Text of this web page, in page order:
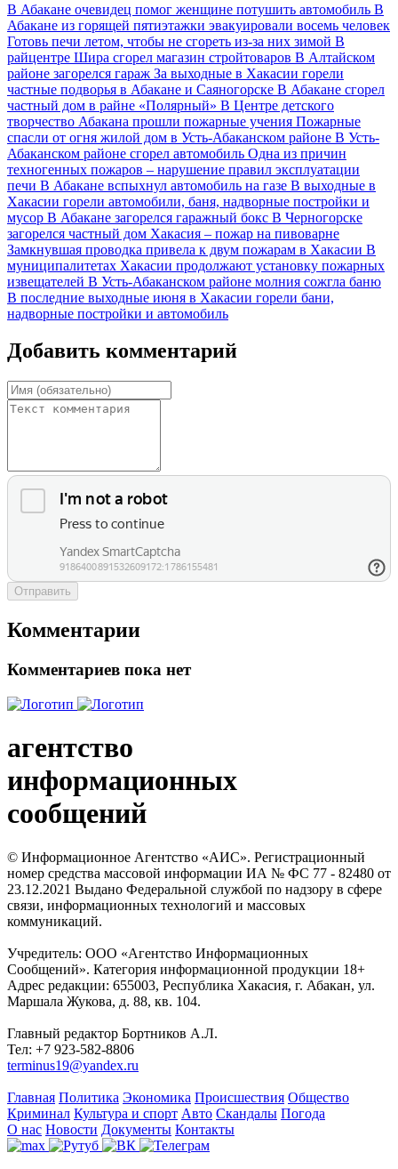
В Абакане очевидец помог женщине потушить автомобиль В
Абакане из горящей пятиэтажки эвакуировали восемь человек
Готовь печи летом, чтобы не сгореть из-за них зимой В
райцентре Шира сгорел магазин стройтоваров В Алтайском
районе загорелся гараж За выходные в Хакасии горели
частные подворья в Абакане и Саяногорске В Абакане сгорел
частный дом в райне «Полярный» В Центре детского
творчество Абакана прошли пожарные учения Пожарные
спасли от огня жилой дом в Усть-Абаканском районе В Усть-
Абаканском районе сгорел автомобиль Одна из причин
техногенных пожаров – нарушение правил эксплуатации
печи В Абакане вспыхнул автомобиль на газе В выходные в
Хакасии горели автомобили, баня, надворные постройки и
мусор В Абакане загорелся гаражный бокс В Черногорске
загорелся частный дом Хакасия – пожар на пивоварне
Замкнувшая проводка привела к двум пожарам в Хакасии В
муниципалитетах Хакасии продолжают установку пожарных
извещателей В Усть-Абаканском районе молния сожгла баню
В последние выходные июня в Хакасии горели бани,
надворные постройки и автомобиль
Добавить комментарий
Отправить
Комментарии
Комментариев пока нет
агентство
информационных
сообщений
© Информационное Агентство «АИС». Регистрационный
номер средства массовой информации ИА № ФС 77 - 82480 от
23.12.2021 Выдано Федеральной службой по надзору в сфере
связи, информационных технологий и массовых
коммуникаций.
Учредитель: ООО «Агентство Информационных
Сообщений». Категория информационной продукции 18+
Адрес редакции: 655003, Республика Хакасия, г. Абакан, ул.
Маршала Жукова, д. 88, кв. 104.
Главный редактор Бортников А.Л.
Тел: +7 923-582-8806
terminus19@yandex.ru
Главная Политика Экономика Происшествия Общество
Криминал Культура и спорт Авто Скандалы Погода
О нас Новости Документы Контакты